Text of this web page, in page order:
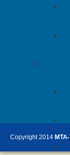
Copyright 2014